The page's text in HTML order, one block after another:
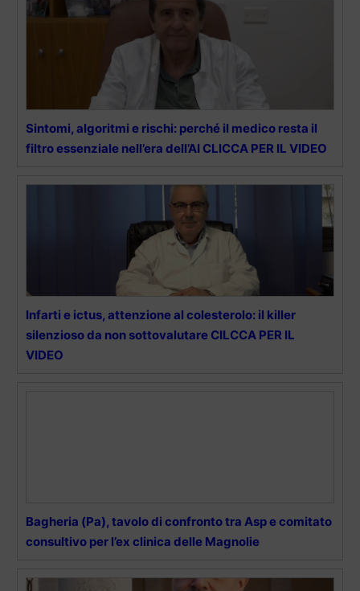
Sintomi, algoritmi e rischi: perché il medico resta il
filtro essenziale nell’era dell’AI CLICCA PER IL VIDEO
Infarti e ictus, attenzione al colesterolo: il killer
silenzioso da non sottovalutare CILCCA PER IL
VIDEO
Bagheria (Pa), tavolo di confronto tra Asp e comitato
consultivo per l’ex clinica delle Magnolie